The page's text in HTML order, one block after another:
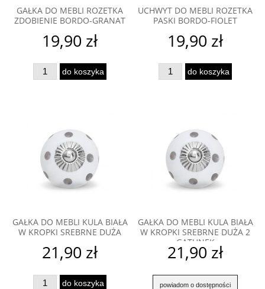
GAŁKA DO MEBLI ROZETKA
ZDOBIENIE BORDO-GRANAT
19,90 zł
do koszyka
UCHWYT DO MEBLI ROZETKA
PASKI BORDO-FIOLET
19,90 zł
do koszyka
GAŁKA DO MEBLI KULA BIAŁA
W KROPKI SREBRNE DUŻA
21,90 zł
do koszyka
GAŁKA DO MEBLI KULA BIAŁA
W KROPKI SREBRNE DUŻA 2
GATUNEK
21,90 zł
powiadom o dostępności